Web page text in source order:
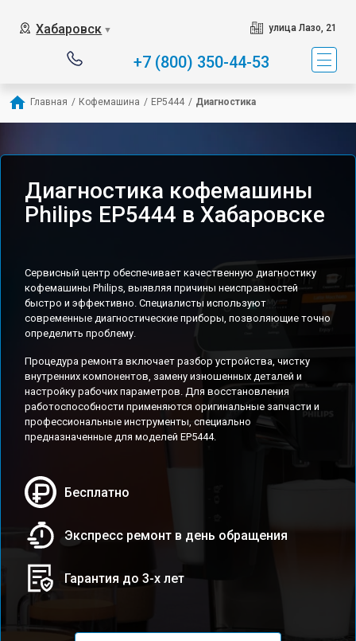
Хабаровск ▼ улица Лазо, 21
+7 (800) 350-44-53
Главная / Кофемашина / EP5444 / Диагностика
Диагностика кофемашины
Philips EP5444 в Хабаровске
Сервисный центр обеспечивает качественную диагностику
кофемашины Philips, выявляя причины неисправностей
быстро и эффективно. Специалисты используют
современные диагностические приборы, позволяющие точно
определить проблему.
Процедура ремонта включает разбор устройства, чистку
внутренних компонентов, замену изношенных деталей и
настройку рабочих параметров. Для восстановления
работоспособности применяются оригинальные запчасти и
профессиональные инструменты, специально
предназначенные для моделей EP5444.
Бесплатно
Экспресс ремонт в день обращения
Гарантия до 3-х лет